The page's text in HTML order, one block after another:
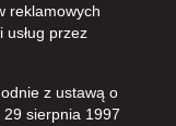
reklamowych
usług przez
z ustawą o
sierpnia 1997